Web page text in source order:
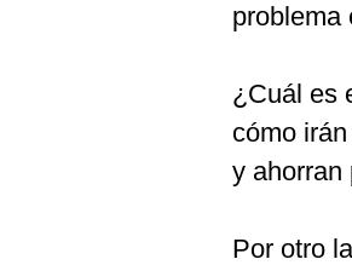
problema
¿Cuál es
cómo
y ahorran
Por otro